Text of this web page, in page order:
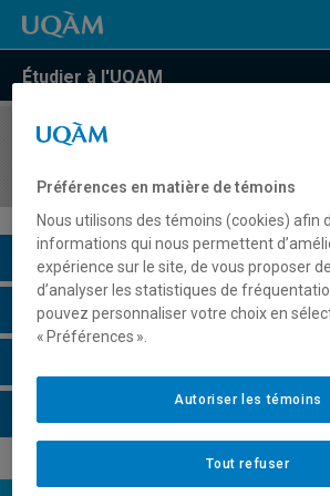
Étudier à l'UQAM
COURS//
Description du cours
Horaire - Été 2026
Préférences en matière de témoins
Nous utilisons des témoins (cookies) afin
informations qui nous permettent
expérience sur le site, de vous proposer
d’analyser les statistiques de
pouvez personnaliser votre choix en
« Préférences ».
Tout refuser
Autoriser les témoins